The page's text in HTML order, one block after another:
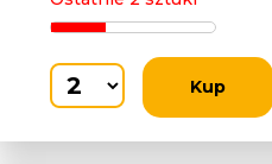
Kup